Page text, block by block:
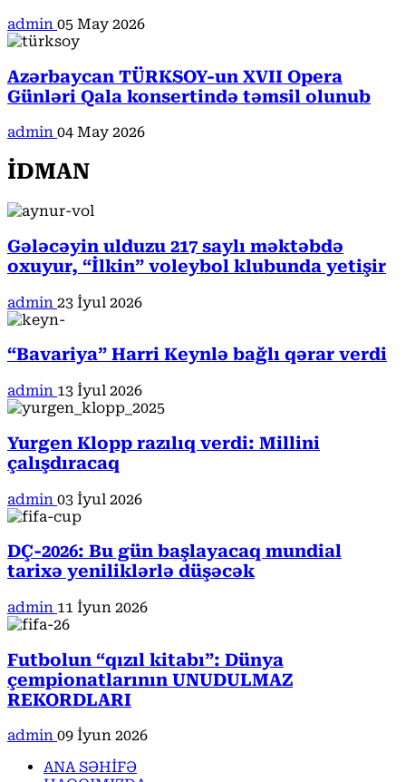
admin 05 May 2026
Azərbaycan TÜRKSOY-un XVII Opera
Günləri Qala konsertində təmsil olunub
admin 04 May 2026
İDMAN
Gələcəyin ulduzu 217 saylı məktəbdə
oxuyur, “İlkin” voleybol klubunda yetişir
admin 23 İyul 2026
“Bavariya” Harri Keynlə bağlı qərar verdi
admin 13 İyul 2026
Yurgen Klopp razılıq verdi: Millini
çalışdıracaq
admin 03 İyul 2026
DÇ-2026: Bu gün başlayacaq mundial
tarixə yeniliklərlə düşəcək
admin 11 İyun 2026
Futbolun “qızıl kitabı”: Dünya
çempionatlarının UNUDULMAZ
REKORDLARI
admin 09 İyun 2026
ANA SƏHİFƏ